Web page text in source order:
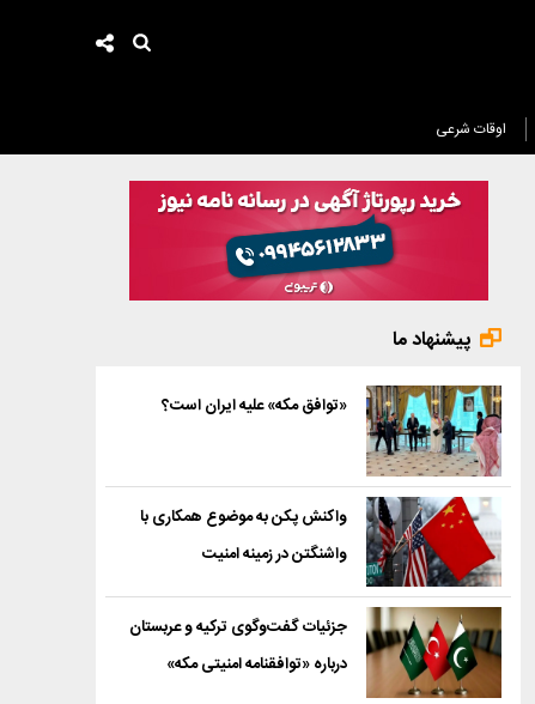
اوقات شرعی
پیشنهاد ما
«توافق مکه» علیه ایران است؟
واکنش پکن به موضوع همکاری با
واشنگتن در زمینه امنیت
جزئیات گفت‌وگوی ترکیه و عربستان
درباره «توافقنامه امنیتی مکه»